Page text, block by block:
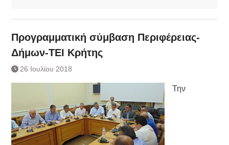
Προγραμματική σύμβαση Περιφέρειας-
Δήμων-ΤΕΙ Κρήτης
26 Ιουλίου 2018
Την